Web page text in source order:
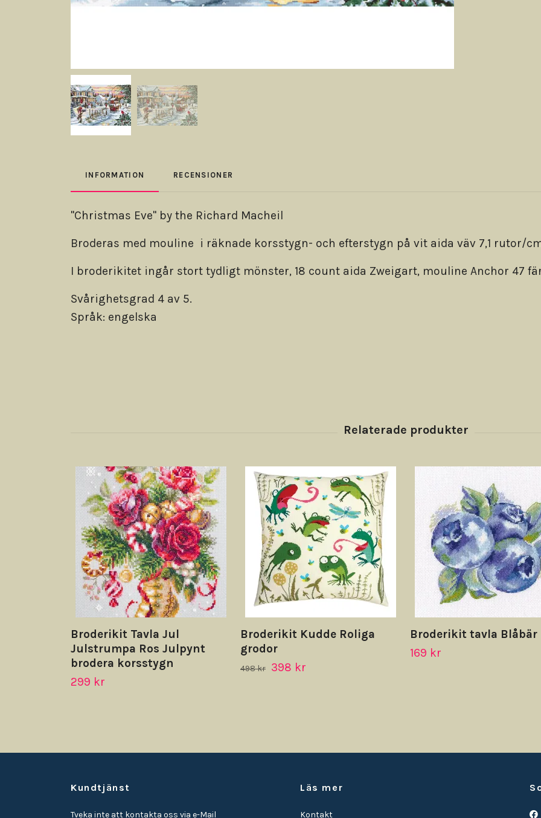
INFORMATION RECENSIONER
"Christmas Eve" by the Richard Macheil
Broderas med mouline i räknade korsstygn- och efterstygn på vit aida väv 7,1 rutor/
I broderikitet ingår stort tydligt mönster, 18 count aida Zweigart, mouline Anchor 47
Svårighetsgrad 4 av 5.
Språk: engelska
Broderikit Tavla Jul
Julstrumpa Ros Julpynt
brodera korsstygn
299 kr
Broderikit Kudde Roliga
grodor
498 kr 398 kr
Broderikit tavla Blåbär
169 kr
Kundtjänst
Tveka inte att kontakta oss via e-Mail
Läs mer
Kontakt